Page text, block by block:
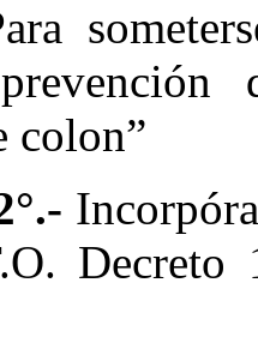
colon”
Decreto